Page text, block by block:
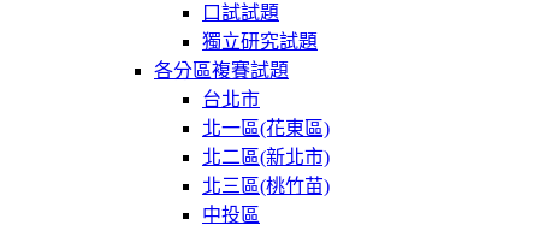
口試試題
獨立研究試題
各分區複賽試題
台北市
北一區(花東區)
北二區(新北市)
北三區(桃竹苗)
中投區